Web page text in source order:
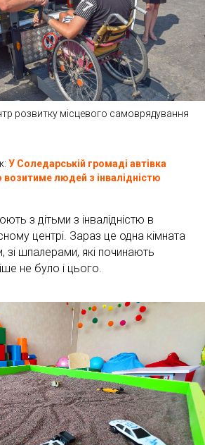
розвитку місцевого самоврядування
У Соледарській громаді автівка
людей з інвалідністю
з дітьми з інвалідністю в
центрі. Зараз це одна кімната
зі шпалерами, які починають
не було і цього.